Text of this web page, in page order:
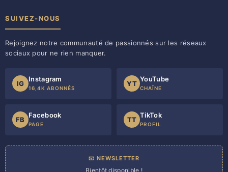
SUIVEZ-NOUS
Rejoignez notre communauté de passionnés sur les réseaux
sociaux pour ne rien manquer.
IG
Instagram
16,4K ABONNÉS
YT
YouTube
CHAÎNE
FB
Facebook
PAGE
TT
TikTok
PROFIL
📧 NEWSLETTER
Bientôt disponible !